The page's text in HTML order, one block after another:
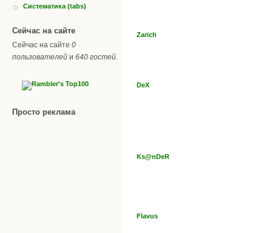
Систематика (tabs)
Сейчас на сайте
Сейчас на сайте 0
пользователей и 640 гостей
Просто реклама
Zarich
DeX
Ks@nDeR
Flavus